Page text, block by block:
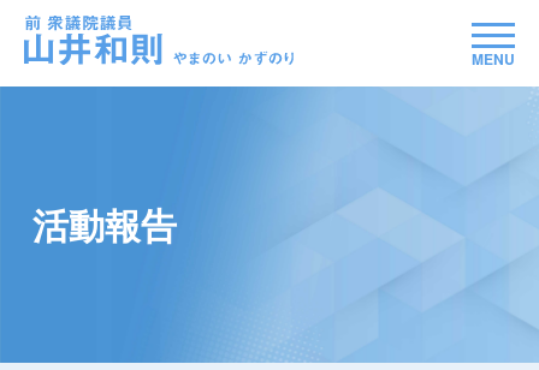
MENU
活動報告